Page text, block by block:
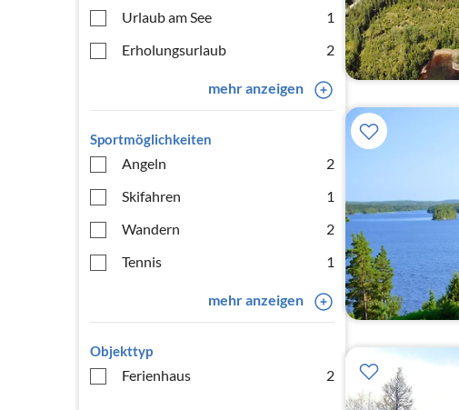
Urlaub am See
1
Erholungsurlaub
2
mehr anzeigen
Sportmöglichkeiten
Angeln
2
Skifahren
1
Wandern
2
Tennis
1
mehr anzeigen
Objekttyp
Ferienhaus 2